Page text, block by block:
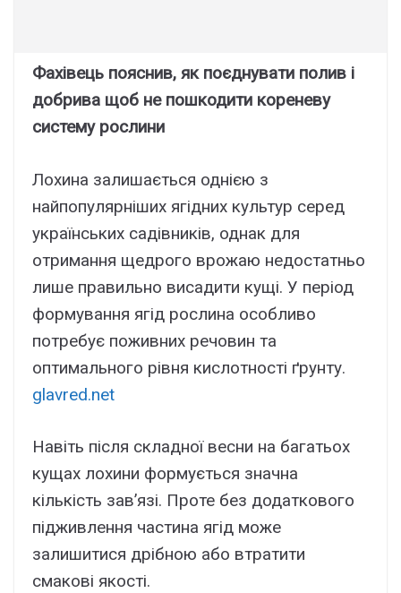
Фахівець пояснив, як поєднувати полив і
добрива щоб не пошкодити кореневу
систему рослини
Лохина залишається однією з
найпопулярніших ягідних культур серед
українських садівників, однак для
отримання щедрого врожаю недостатньо
лише правильно висадити кущі. У період
формування ягід рослина особливо
потребує поживних речовин та
оптимального рівня кислотності ґрунту.
glavred.net
Навіть після складної весни на багатьох
кущах лохини формується значна
кількість зав’язі. Проте без додаткового
підживлення частина ягід може
залишитися дрібною або втратити
смакові якості.